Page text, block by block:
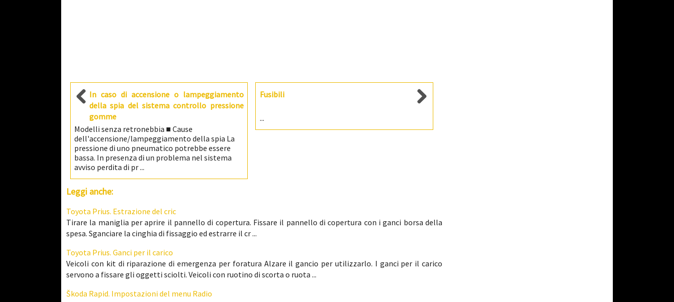
In caso di accensione o lampeggiamento
della spia del sistema controllo pressione
gomme
Modelli senza retronebbia ■ Cause
dell'accensione/lampeggiamento della spia La
pressione di uno pneumatico potrebbe essere
bassa. In presenza di un problema nel sistema
avviso perdita di pr ...
Fusibili
...
Leggi anche:
Toyota Prius. Estrazione del cric
Tirare la maniglia per aprire il pannello di copertura. Fissare il pannello di copertura con i ganci borsa della
spesa. Sganciare la cinghia di fissaggio ed estrarre il cr ...
Toyota Prius. Ganci per il carico
Veicoli con kit di riparazione di emergenza per foratura Alzare il gancio per utilizzarlo. I ganci per il carico
servono a fissare gli oggetti sciolti. Veicoli con ruotino di scorta o ruota ...
Škoda Rapid. Impostazioni del menu Radio